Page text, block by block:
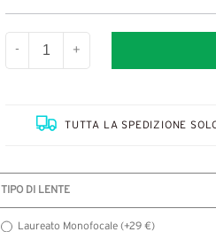
- +
TUTTA LA SPEDIZIONE
TIPO DI LENTE
Laureato Monofocale (+29 €)